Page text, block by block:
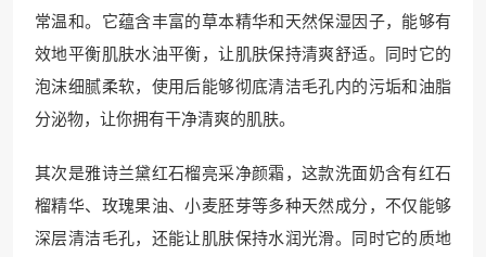
常温和。它蕴含丰富的草本精华和天然保湿因子，能够有
效地平衡肌肤水油平衡，让肌肤保持清爽舒适。同时它的
泡沫细腻柔软，使用后能够彻底清洁毛孔内的污垢和油脂
分泌物，让你拥有干净清爽的肌肤。
其次是雅诗兰黛红石榴亮采净颜霜，这款洗面奶含有红石
榴精华、玫瑰果油、小麦胚芽等多种天然成分，不仅能够
深层清洁毛孔，还能让肌肤保持水润光滑。同时它的质地